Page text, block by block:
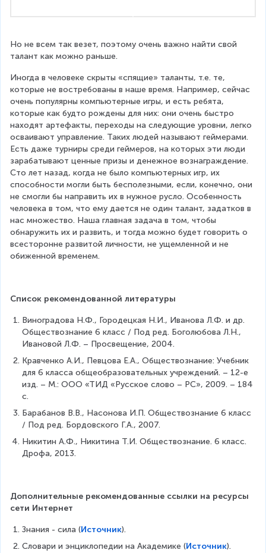
Но не всем так везет, поэтому очень важно найти свой
талант как можно раньше.
Иногда в человеке скрыты «спящие» таланты, т.е. те,
которые не востребованы в наше время. Например, сейчас
очень популярны компьютерные игры, и есть ребята,
которые как будто рождены для них: они очень быстро
находят артефакты, переходы на следующие уровни, легко
осваивают управление. Таких людей называют геймерами.
Есть даже турниры среди геймеров, на которых эти люди
зарабатывают ценные призы и денежное вознаграждение.
Сто лет назад, когда не было компьютерных игр, их
способности могли быть бесполезными, если, конечно, они
не смогли бы направить их в нужное русло. Особенность
человека в том, что ему дается не один талант, задатков в
нас множество. Наша главная задача в том, чтобы
обнаружить их и развить, и тогда можно будет говорить о
всесторонне развитой личности, не ущемленной и не
обиженной временем.
Список рекомендованной литературы
Виноградова Н.Ф., Городецкая Н.И., Иванова Л.Ф. и др.
Обществознание 6 класс / Под ред. Боголюбова Л.Н.,
Ивановой Л.Ф. – Просвещение, 2004.
Кравченко А.И., Певцова Е.А., Обществознание: Учебник
для 6 класса общеобразовательных учреждений. – 12-е
изд. – М.: ООО «ТИД «Русское слово – РС», 2009. – 184
с.
Барабанов В.В., Насонова И.П. Обществознание 6 класс
/ Под ред. Бордовского Г.А., 2007.
Никитин А.Ф., Никитина Т.И. Обществознание. 6 класс.
Дрофа, 2013.
Дополнительные рекомендованные ссылки на ресурсы
сети Интернет
Знания - сила (Источник).
Словари и энциклопедии на Академике (Источник).